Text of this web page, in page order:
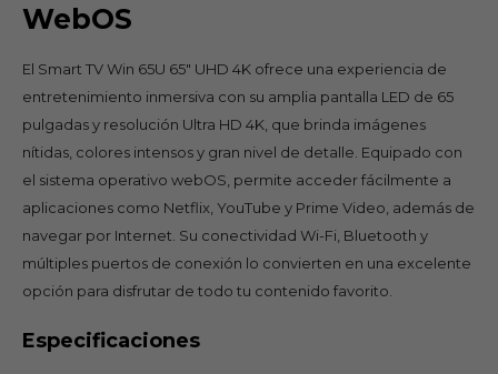
WebOS
El Smart TV Win 65U 65" UHD 4K ofrece una experiencia de
entretenimiento inmersiva con su amplia pantalla LED de 65
pulgadas y resolución Ultra HD 4K, que brinda imágenes
nítidas, colores intensos y gran nivel de detalle. Equipado con
el sistema operativo webOS, permite acceder fácilmente a
aplicaciones como Netflix, YouTube y Prime Video, además de
navegar por Internet. Su conectividad Wi-Fi, Bluetooth y
múltiples puertos de conexión lo convierten en una excelente
opción para disfrutar de todo tu contenido favorito.
Especificaciones